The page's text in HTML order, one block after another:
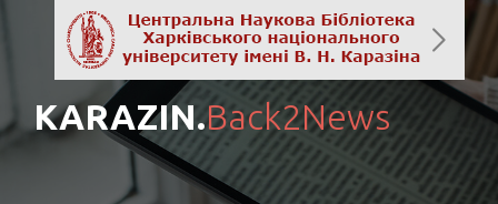
KARAZIN.Back2News